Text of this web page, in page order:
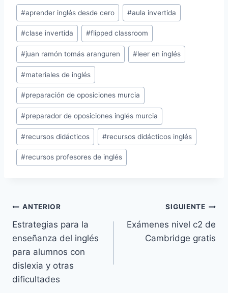
Etiquetas
de
la
entrada:
#aprender inglés desde cero #aula invertida
#clase invertida #flipped classroom
#juan ramón tomás aranguren #leer en inglés
#materiales de inglés
#preparación de oposiciones murcia
#preparador de oposiciones inglés murcia
#recursos didácticos #recursos didácticos inglés
#recursos profesores de inglés
Navegación
de
entradas
ANTERIOR
Estrategias para la
enseñanza del inglés
para alumnos con
dislexia y otras
dificultades
SIGUIENTE
Exámenes nivel c2 de
Cambridge gratis